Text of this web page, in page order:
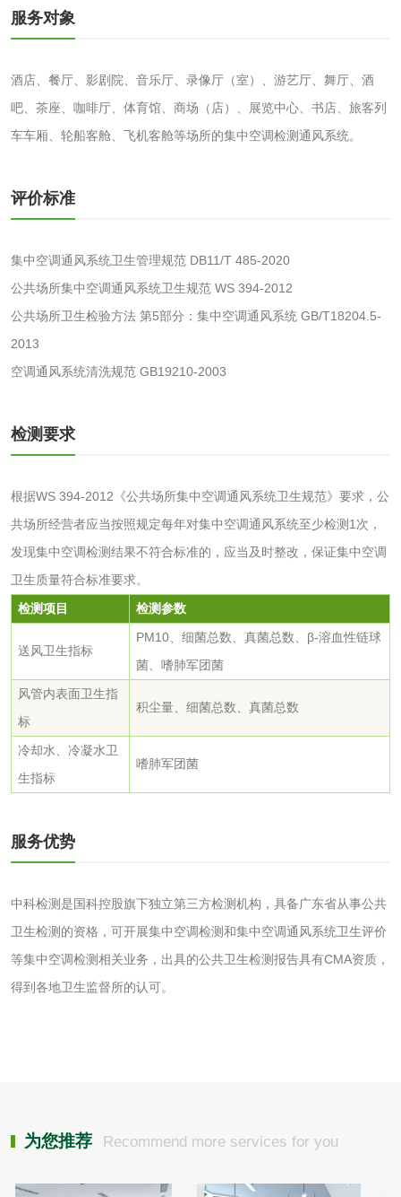
服务对象
酒店、餐厅、影剧院、音乐厅、录像厅（室）、游艺厅、舞厅、酒
吧、茶座、咖啡厅、体育馆、商场（店）、展览中心、书店、旅客列
车车厢、轮船客舱、飞机客舱等场所的集中空调检测通风系统。
评价标准
集中空调通风系统卫生管理规范 DB11/T 485-2020
公共场所集中空调通风系统卫生规范 WS 394-2012
公共场所卫生检验方法 第5部分：集中空调通风系统 GB/T18204.5-
2013
空调通风系统清洗规范 GB19210-2003
检测要求
根据WS 394-2012《公共场所集中空调通风系统卫生规范》要求，公
共场所经营者应当按照规定每年对集中空调通风系统至少检测1次，
发现集中空调检测结果不符合标准的，应当及时整改，保证集中空调
卫生质量符合标准要求。
检测项目
检测参数
送风卫生指标
PM10、细菌总数、真菌总数、β-溶血性链球
菌、嗜肺军团菌
风管内表面卫生指
标
积尘量、细菌总数、真菌总数
冷却水、冷凝水卫
生指标
嗜肺军团菌
服务优势
中科检测是国科控股旗下独立第三方检测机构，具备广东省从事公共
卫生检测的资格，可开展集中空调检测和集中空调通风系统卫生评价
等集中空调检测相关业务，出具的公共卫生检测报告具有CMA资质，
得到各地卫生监督所的认可。
为您推荐 Recommend more services for you
水处理剂
检测
碳酸钙检测
活性炭
测
电厂水处理活性炭 木质活性炭检测
木质净水用活性炭
检测
农药肥料
肥料检测 微生物肥料检测
化肥检测 微生物菌剂检测
乳酸钠检测 消泡剂检测
化工助剂检测
颜料油墨
油墨检测 凹版油墨和柔印油